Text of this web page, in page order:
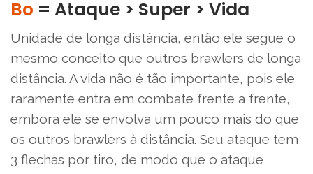
Bo = Ataque > Super > Vida
Unidade de longa distância, então ele segue o
mesmo conceito que outros brawlers de longa
distância. A vida não é tão importante, pois ele
raramente entra em combate frente a frente,
embora ele se envolva um pouco mais do que
os outros brawlers à distância. Seu ataque tem
3 flechas por tiro, de modo que o ataque